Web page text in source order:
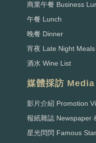
商業午餐 Business
午餐 Lunch
晚餐 Dinner
宵夜 Late Night Meals
酒水 Wine List
媒體採訪
影片介紹 Promotion
報紙雜誌 Newspaper
星光閃閃 Famous